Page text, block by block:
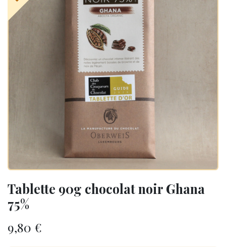
Tablette 90g chocolat noir Ghana
75%
9,80 €